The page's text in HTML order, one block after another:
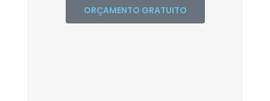
ORÇAMENTO GRATUITO